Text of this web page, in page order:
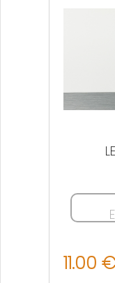
11.00